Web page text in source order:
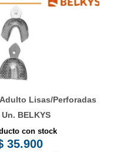
Lisas/Perforadas
BELKYS
con stock
35.900
en